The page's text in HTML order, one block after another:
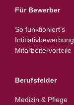
Für Bewerber
So funktioniert’s
Intitiativbewerbung
Mitarbeitervorteile
Berufsfelder
Medizin & Pflege